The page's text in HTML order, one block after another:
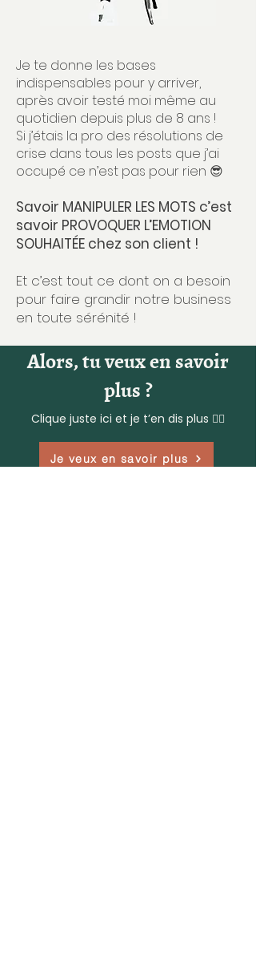
Je te donne les bases
indispensables pour y arriver,
après avoir testé moi même au
quotidien depuis plus de 8 ans !
Si j’étais la pro des résolutions de
crise dans tous les posts que j’ai
occupé ce n’est pas pour rien 😎
Savoir MANIPULER LES MOTS c’est
savoir PROVOQUER L’EMOTION
SOUHAITÉE chez son client !
Et c’est tout ce dont on a besoin
pour faire grandir notre business
en toute sérénité !
Alors, tu veux en savoir
plus ?
Clique juste ici et je t’en dis plus 👇🏽
Je veux en savoir plus